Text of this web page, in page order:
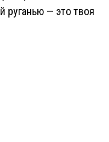
руганью — это твоя